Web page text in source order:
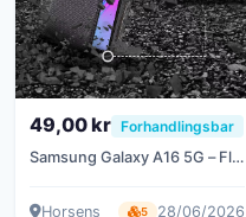
49,00 kr Forhandlingsbar
Samsung Galaxy A16 5G – Flip
Horsens
5 28/06/2026